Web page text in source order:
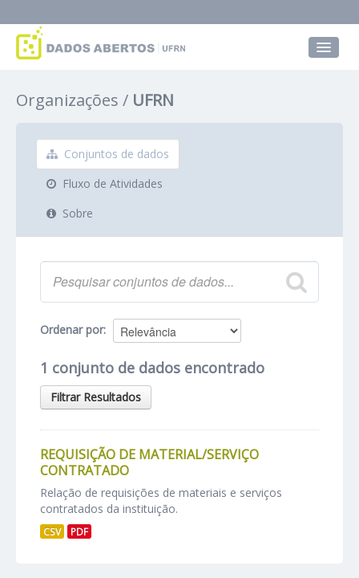
Grupos
Sobre
Organizações UFRN
Conjuntos de dados
Fluxo de Atividades
Sobre
Ordenar por
1 conjunto de dados encontrado
Filtrar Resultados
REQUISIÇÃO DE MATERIAL/SERVIÇO
CONTRATADO
Relação de requisições de materiais e serviços
contratados da instituição.
CSV PDF